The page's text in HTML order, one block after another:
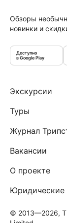
Обзоры
новинки и
Доступно
в Google Play
Экскурсии
Туры
Журнал
Вакансии
О проекте
Юридические
© 2013—2026,